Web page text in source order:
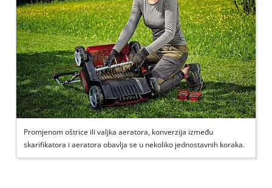
Promjenom oštrice ili valjka aeratora, konverzija između
skarifikatora i aeratora obavlja se u nekoliko jednostavnih koraka.